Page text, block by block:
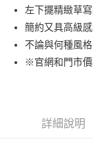
Google Pay
貨到付款
左下擺精緻草
簡約又具高級
不論與何種風
※官網和門市價
詳細說明